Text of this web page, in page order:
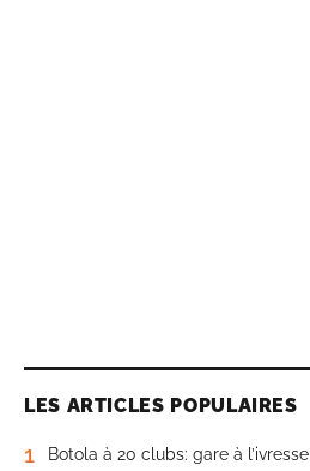
LES ARTICLES POPULAIRES
1 Botola à 20 clubs: gare à l’ivresse